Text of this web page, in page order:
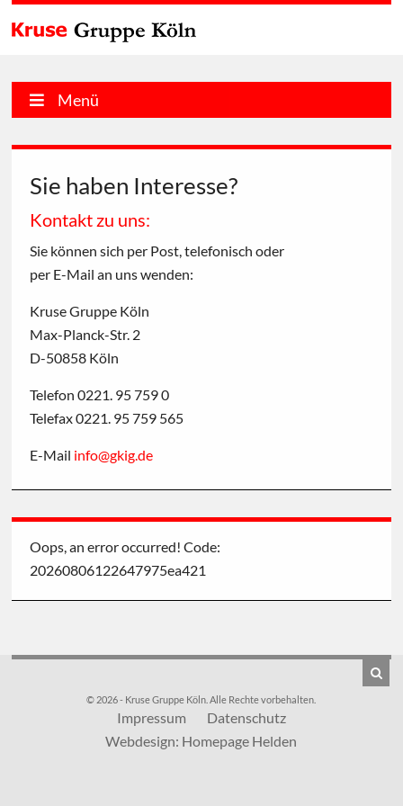
Menü
Sie haben Interesse?
Kontakt zu uns:
Sie können sich per Post, telefonisch oder
per E-Mail an uns wenden:
Kruse Gruppe Köln
Max-Planck-Str. 2
D-50858 Köln
Telefon 0221. 95 759 0
Telefax 0221. 95 759 565
E-Mail info@gkig.de
Oops, an error occurred! Code:
20260806122647975ea421
© 2026 - Kruse Gruppe Köln. Alle Rechte vorbehalten.
Impressum
Datenschutz
Webdesign: Homepage Helden